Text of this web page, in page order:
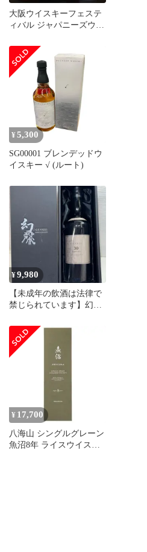
大阪ウイスキーフェステ
ィバル ジャパニーズウイ
潟亀田
¥ 5,300
SG00001 ブレンデッドウ
イスキー √ (ルート)
¥9,980
【未成年の飲酒は法律で
禁じられています】幻馨
酒造※シュリンク半ギレ
¥ 17,700
八海山 シングルグレーン
魚沼8年 ライスウイスキ